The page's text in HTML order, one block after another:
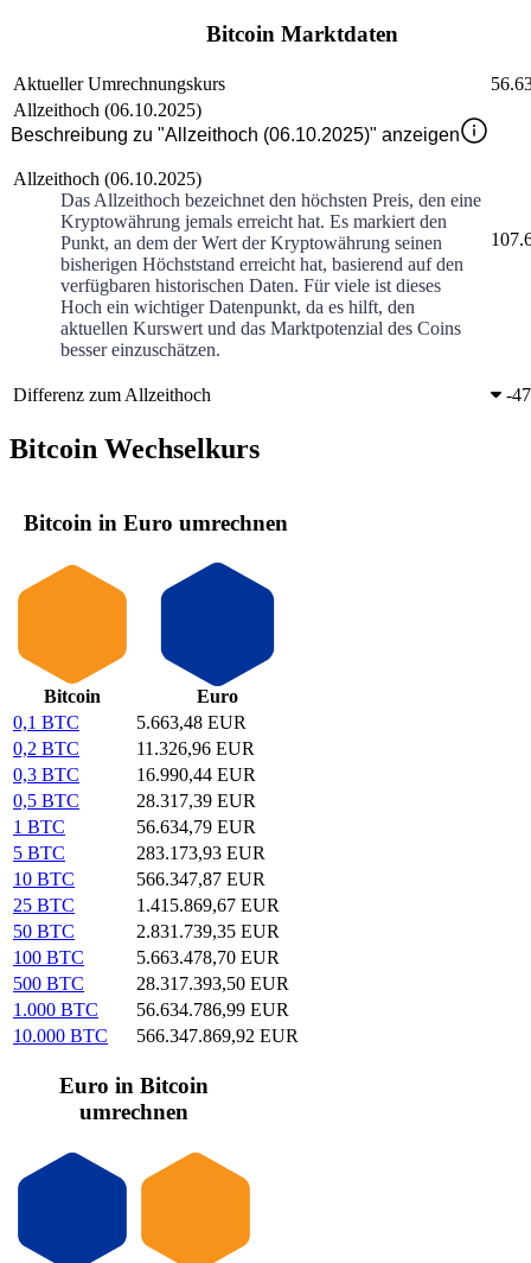
Bitcoin Marktdaten
Aktueller Umrechnungskurs
Allzeithoch (06.10.2025)
Beschreibung zu "Allzeithoch (06.10.2025)" anzeigen
Allzeithoch (06.10.2025)
Das Allzeithoch bezeichnet den höchsten Preis, den eine
Kryptowährung jemals erreicht hat. Es markiert den
Punkt, an dem der Wert der Kryptowährung seinen
bisherigen Höchststand erreicht hat, basierend auf den
verfügbaren historischen Daten. Für viele ist dieses
Hoch ein wichtiger Datenpunkt, da es hilft, den
aktuellen Kurswert und das Marktpotenzial des Coins
besser einzuschätzen.
Differenz zum Allzeithoch -
Bitcoin Wechselkurs
Bitcoin in Euro umrechnen
Bitcoin
Euro
0,1 BTC
5.663,48 EUR
0,2 BTC
11.326,96 EUR
0,3 BTC
16.990,44 EUR
0,5 BTC
28.317,39 EUR
1 BTC
56.634,79 EUR
5 BTC
283.173,93 EUR
10 BTC
566.347,87 EUR
25 BTC
1.415.869,67 EUR
50 BTC
2.831.739,35 EUR
100 BTC
5.663.478,70 EUR
500 BTC
28.317.393,50 EUR
1.000 BTC
56.634.786,99 EUR
10.000 BTC
566.347.869,92 EUR
Euro in Bitcoin
umrechnen